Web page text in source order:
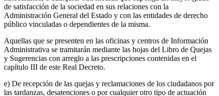
de satisfacción de la sociedad en sus relaciones con la
Administración General del Estado y con las entidades de derecho
público vinculadas o dependientes de la misma.
Aquellas que se presenten en las oficinas y centros de Información
Administrativa se tramitarán mediante las hojas del Libro de Quejas
y Sugerencias con arreglo a las prescripciones contenidas en el
capítulo III de este Real Decreto.
e) De recepción de las quejas y reclamaciones de los ciudadanos por
las tardanzas, desatenciones o por cualquier otro tipo de actuación